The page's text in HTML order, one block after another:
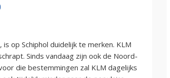
op Schiphol duidelijk te merken. KLM
Sinds vandaag zijn ook de Noord-
die bestemmingen zal KLM dagelijks